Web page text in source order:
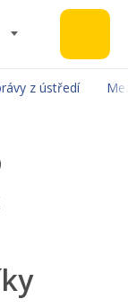
z ústředí